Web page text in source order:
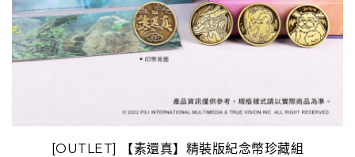
[OUTLET] 【素還真】精裝版紀念幣珍藏組